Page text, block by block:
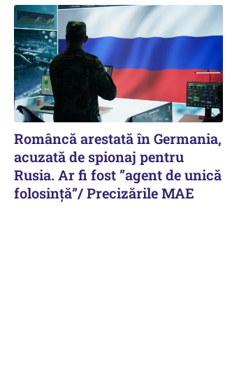
Româncă arestată în Germania,
acuzată de spionaj pentru
Rusia. Ar fi fost ”agent de unică
folosință”/ Precizările MAE